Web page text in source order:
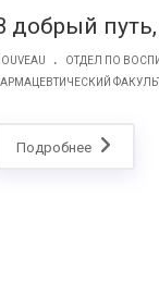
добрый
. ОТДЕЛ ПО
Подробнее